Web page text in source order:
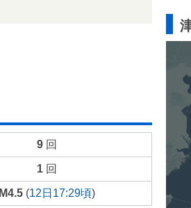
9回
1回
M4.5(12日17:29頃)